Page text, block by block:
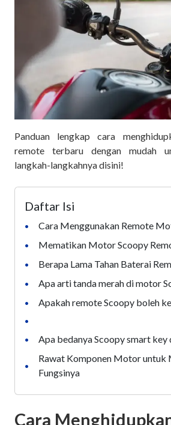
Panduan lengkap cara
remote terbaru dengan mudah
langkah-langkahnya disini!
Daftar Isi
•
Cara Menggunakan Remote
• Mematikan Motor Scoopy
• Berapa Lama Tahan Baterai
• Apa arti tanda merah di motor
• Apakah remote Scoopy boleh
•
•
Apa bedanya Scoopy smart key
•
Rawat Komponen Motor untuk
Fungsinya
Cara